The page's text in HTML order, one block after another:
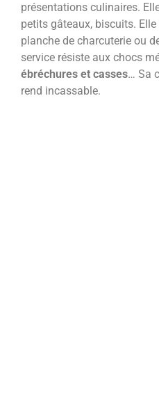
présentations culinaires.
petits gâteaux, biscuits.
planche de charcuterie ou
service résiste aux chocs
ébréchures et casses… Sa
rend incassable.